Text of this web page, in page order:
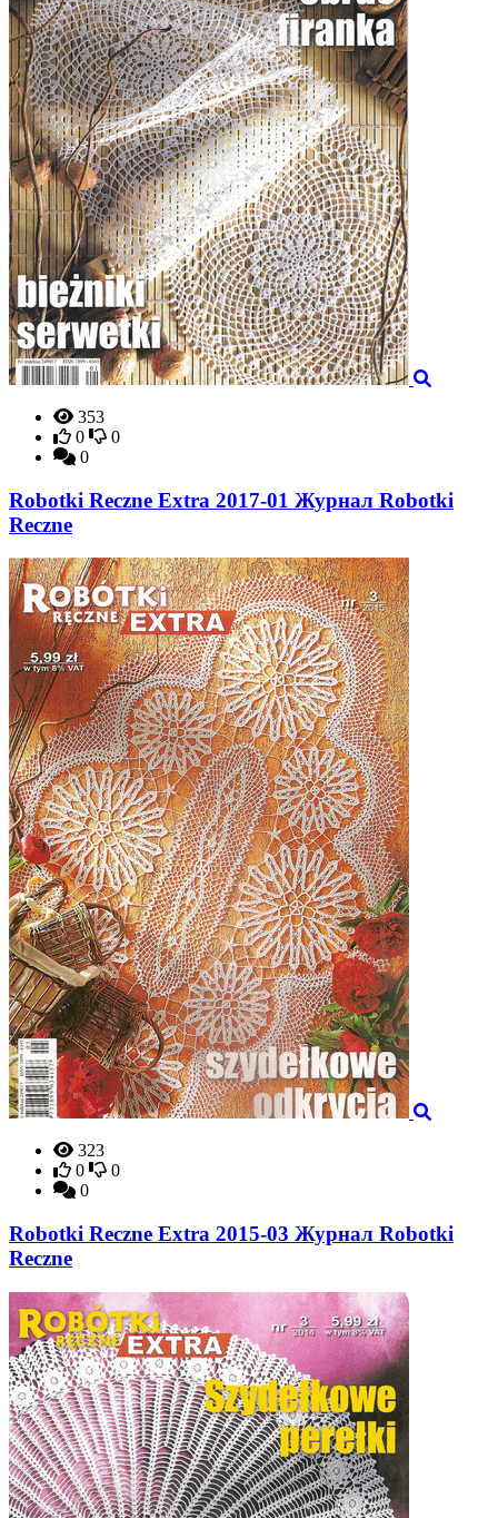
353
0
0
0
Robotki Reczne Extra 2017-01 Журнал Robotki
Reczne
323
0
0
0
Robotki Reczne Extra 2015-03 Журнал Robotki
Reczne